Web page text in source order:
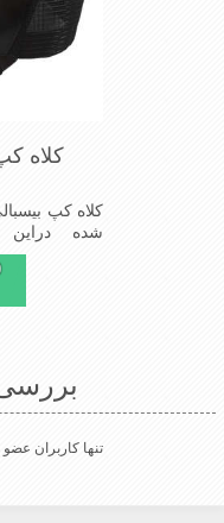
کلاه
کلاه کپ
شده دراین
استفاده
in chaina
تنها کاربران